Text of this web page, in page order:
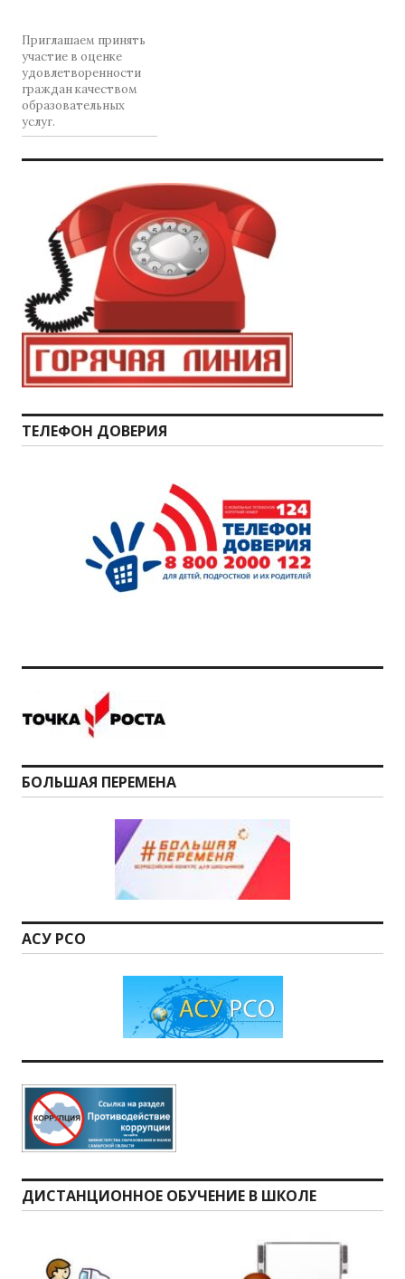
Приглашаем принять
участие в оценке
удовлетворенности
граждан качеством
образовательных
услуг.
ТЕЛЕФОН ДОВЕРИЯ
БОЛЬШАЯ ПЕРЕМЕНА
АСУ РСО
ДИСТАНЦИОННОЕ ОБУЧЕНИЕ В ШКОЛЕ